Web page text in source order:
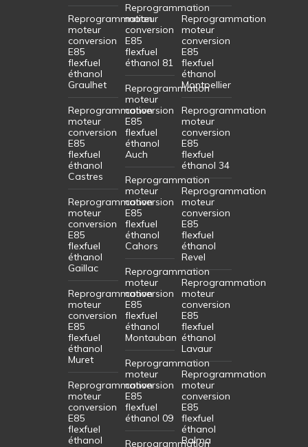
Reprogrammation
moteur
conversion
E85
flexfuel
éthanol
Graulhet
Reprogrammation
moteur
conversion
E85
flexfuel
éthanol
Castres
Reprogrammation
moteur
conversion
E85
flexfuel
éthanol
Gaillac
Reprogrammation
moteur
conversion
E85
flexfuel
éthanol
Muret
Reprogrammation
moteur
conversion
E85
flexfuel
éthanol
Reprogrammation
moteur
conversion
E85
flexfuel
éthanol 81
Reprogrammation
moteur
conversion
E85
flexfuel
éthanol
Auch
Reprogrammation
moteur
conversion
E85
flexfuel
éthanol
Cahors
Reprogrammation
moteur
conversion
E85
flexfuel
éthanol
Montauban
Reprogrammation
moteur
conversion
E85
flexfuel
éthanol 09
Reprogrammation
Reprogrammation
moteur
conversion
E85
flexfuel
éthanol
Montpellier
Reprogrammation
moteur
conversion
E85
flexfuel
éthanol 34
Reprogrammation
moteur
conversion
E85
flexfuel
éthanol
Revel
Reprogrammation
moteur
conversion
E85
flexfuel
éthanol
Lavaur
Reprogrammation
moteur
conversion
E85
flexfuel
éthanol
Balma